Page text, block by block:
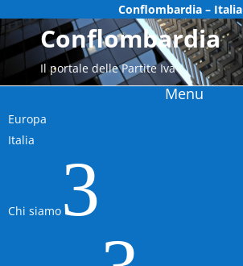
Conflombardia – Italia
Conflombardia
Il portale delle Partite Iva
Menu
Europa
Italia
Chi siamo 3